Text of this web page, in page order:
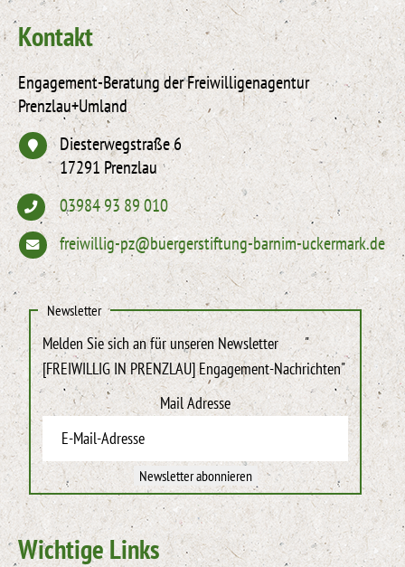
Kontakt
Engagement-Beratung der Freiwilligenagentur
Prenzlau+Umland
Diesterwegstraße 6
17291 Prenzlau
03984 93 89 010
freiwillig-pz@buergerstiftung-barnim-uckermark.de
Newsletter
Melden Sie sich an für unseren Newsletter "
[FREIWILLIG IN PRENZLAU] Engagement-Nachrichten"
Mail Adresse
Newsletter abonnieren
Wichtige Links